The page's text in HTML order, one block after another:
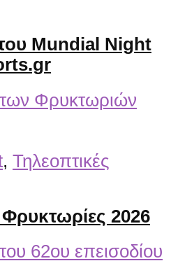
Mundial Night
, Τηλεοπτικές
2026